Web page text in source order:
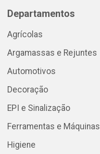
Departamentos
Agrícolas
Argamassas e Rejuntes
Automotivos
Decoração
EPI e Sinalização
Ferramentas e Máquinas
Higiene